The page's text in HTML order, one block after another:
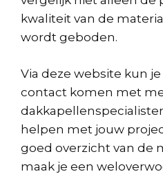
kwaliteit van de
wordt geboden.
Via deze website kun
contact komen met
helpen met jouw
goed overzicht van de
maak je een